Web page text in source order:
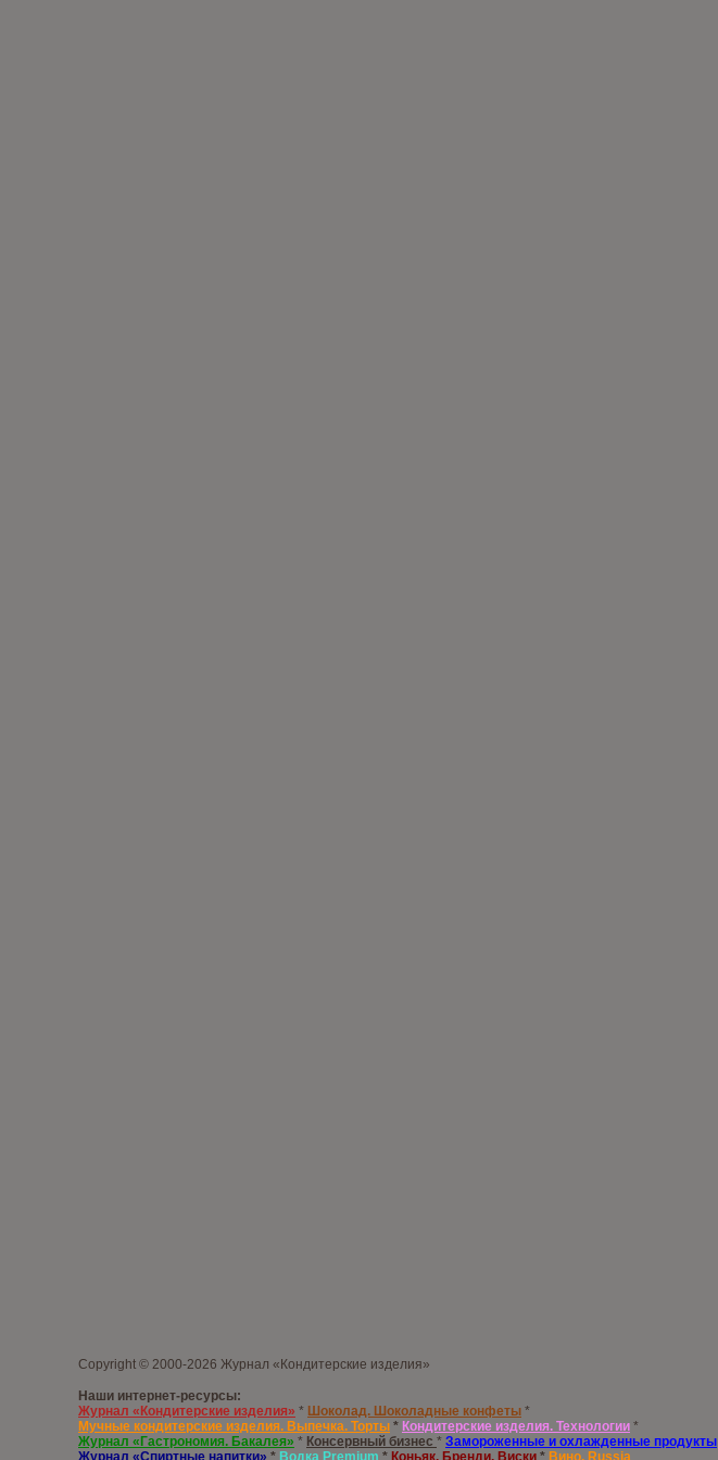
Copyright © 2000-2026 Журнал «Кондитерские изделия»
Наши интернет-ресурсы:
Журнал «Кондитерские изделия» * Шоколад. Шоколадные конфеты *
Мучные кондитерские изделия. Выпечка. Торты * Кондитерские изделия. Технологии *
Журнал «Гастрономия. Бакалея» * Консервный бизнес * Замороженные и охлажденные продукты
Журнал «Спиртные напитки» * Водка Premium * Коньяк. Бренди. Виски * Вино. Russia